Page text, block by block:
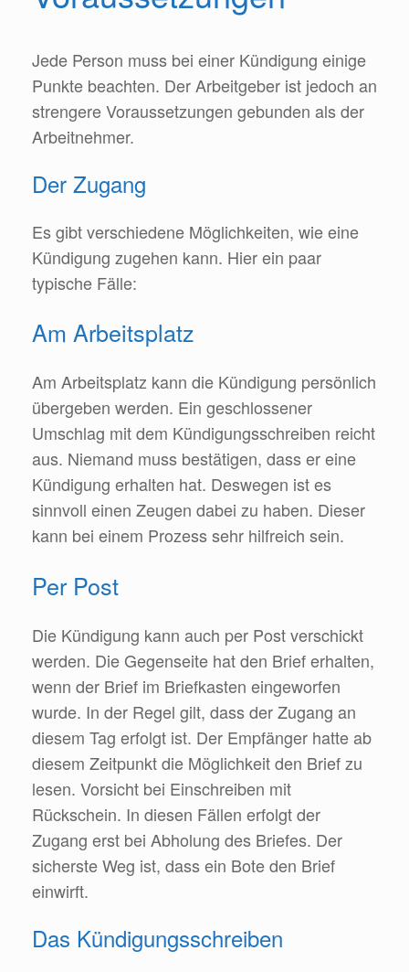
Jede Person muss bei einer Kündigung einige
Punkte beachten. Der Arbeitgeber ist jedoch an
strengere Voraussetzungen gebunden als der
Arbeitnehmer.
Der Zugang
Es gibt verschiedene Möglichkeiten, wie eine
Kündigung zugehen kann. Hier ein paar
typische Fälle:
Am Arbeitsplatz
Am Arbeitsplatz kann die Kündigung persönlich
übergeben werden. Ein geschlossener
Umschlag mit dem Kündigungsschreiben reicht
aus. Niemand muss bestätigen, dass er eine
Kündigung erhalten hat. Deswegen ist es
sinnvoll einen Zeugen dabei zu haben. Dieser
kann bei einem Prozess sehr hilfreich sein.
Per Post
Die Kündigung kann auch per Post verschickt
werden. Die Gegenseite hat den Brief erhalten,
wenn der Brief im Briefkasten eingeworfen
wurde. In der Regel gilt, dass der Zugang an
diesem Tag erfolgt ist. Der Empfänger hatte ab
diesem Zeitpunkt die Möglichkeit den Brief zu
lesen. Vorsicht bei Einschreiben mit
Rückschein. In diesen Fällen erfolgt der
Zugang erst bei Abholung des Briefes. Der
sicherste Weg ist, dass ein Bote den Brief
einwirft.
Das Kündigungsschreiben